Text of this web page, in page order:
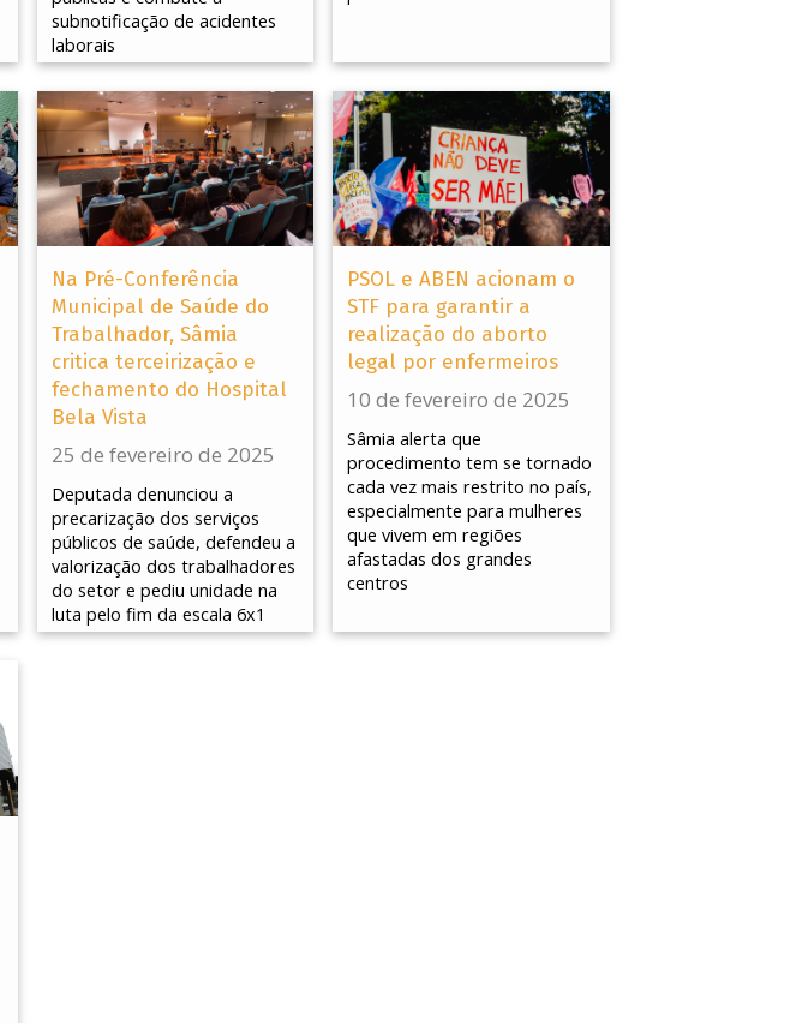
subnotificação de acidentes
laborais
Na Pré-Conferência
Municipal de Saúde do
Trabalhador, Sâmia
critica terceirização e
fechamento do Hospital
Bela Vista
25 de fevereiro de 2025
Deputada denunciou a
precarização dos serviços
públicos de saúde, defendeu a
valorização dos trabalhadores
do setor e pediu unidade na
luta pelo fim da escala 6x1
PSOL e ABEN acionam o
STF para garantir a
realização do aborto
legal por enfermeiros
10 de fevereiro de 2025
Sâmia alerta que
procedimento tem se tornado
cada vez mais restrito no país,
especialmente para mulheres
que vivem em regiões
afastadas dos grandes
centros